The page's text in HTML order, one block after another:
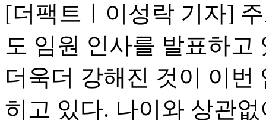
[더팩트ㅣ이성락 기자]
도 임원 인사를 발표하고
더욱더 강해진 것이 이번
히고 있다. 나이와 상관